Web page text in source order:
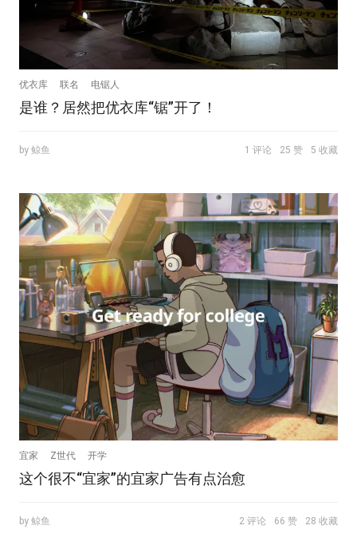
优衣库 联名 电锯人
是谁？居然把优衣库“锯”开了！
by 鲸鱼 1 评论 25 赞 5 收藏
宜家 Z世代 开学
这个很不“宜家”的宜家广告有点治愈
by 鲸鱼 2 评论 66 赞 28 收藏